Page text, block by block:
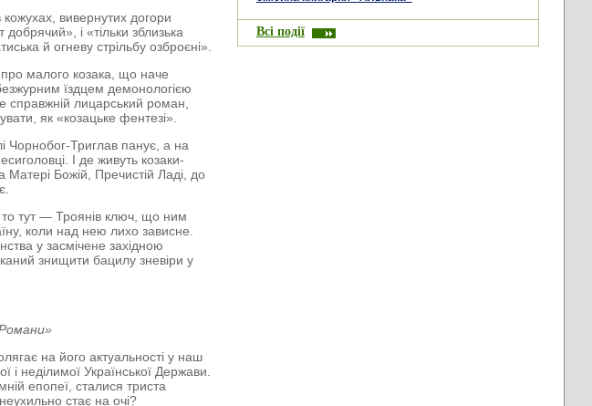
вивернутих догори
і «тільки зблизька
й огневу стрільбу озброєні».
про малого козака, що наче
їздцем демонологією
справжній лицарський роман,
як «козацьке фентезі».
Чорнобог-Триглав панує, а на
І де живуть козаки-
Матері Божій, Пречистій Ладі, до
то тут — Троянів ключ, що ним
коли над нею лихо зависне.
у засмічене західною
знищити бацилу зневіри у
на його актуальності у наш
неділимої Української Держави.
епопеї, сталися триста
стає на очі?
Всі події